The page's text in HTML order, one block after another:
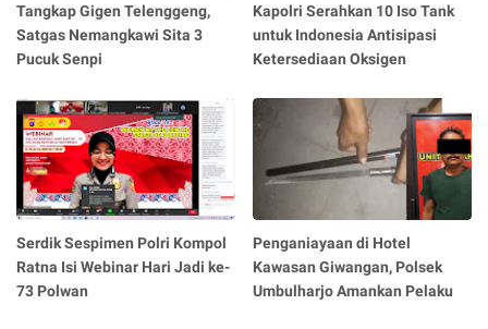
Tangkap Gigen Telenggeng,
Satgas Nemangkawi Sita 3
Pucuk Senpi
Kapolri Serahkan 10 Iso Tank
untuk Indonesia Antisipasi
Ketersediaan Oksigen
Serdik Sespimen Polri Kompol
Ratna Isi Webinar Hari Jadi ke-
73 Polwan
Penganiayaan di Hotel
Kawasan Giwangan, Polsek
Umbulharjo Amankan Pelaku